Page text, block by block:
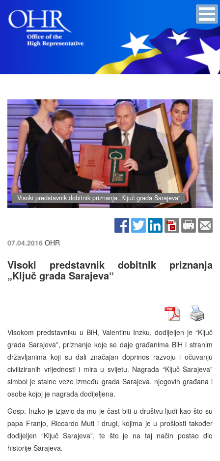
Visoki predstavnik dobitnik priznanja „Ključ grada Sarajeva“
07.04.2016 OHR
Visoki predstavnik dobitnik priznanja
„Ključ grada Sarajeva“
Visokom predstavniku u BiH, Valentinu Inzku, dodijeljen je “Ključ
grada Sarajeva”, priznanje koje se daje građanima BiH i stranim
državljanima koji su dali značajan doprinos razvoju i očuvanju
civiliziranih vrijednosti i mira u svijetu. Nagrada “Ključ Sarajeva”
simbol je stalne veze između grada Sarajeva, njegovih građana i
osobe kojoj je nagrada dodijeljena.
Gosp. Inzko je izjavio da mu je čast biti u društvu ljudi kao što su
papa Franjo, Riccardo Muti i drugi, kojima je u prošlosti također
dodijeljen “Ključ Sarajeva”, te što je na taj način postao dio
historije Sarajeva.